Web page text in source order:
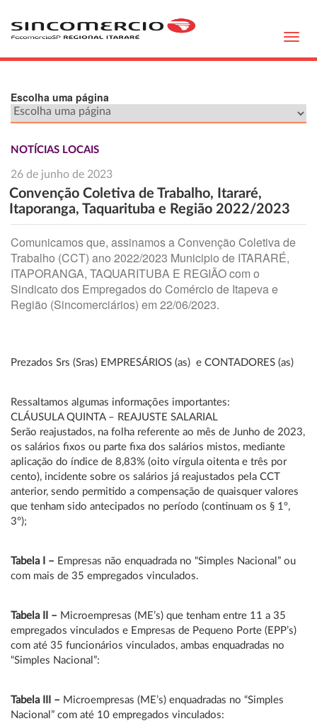
Escolha uma página
NOTÍCIAS LOCAIS
26 de junho de 2023
Convenção Coletiva de Trabalho, Itararé,
Itaporanga, Taquarituba e Região 2022/2023
Comunicamos que, assinamos a Convenção Coletiva de
Trabalho (CCT) ano 2022/2023 Municipio de ITARARÉ,
ITAPORANGA, TAQUARITUBA E REGIÃO com o
Sindicato dos Empregados do Comércio de Itapeva e
Região (Sincomerciários) em 22/06/2023.
Prezados Srs (Sras) EMPRESÁRIOS (as) e CONTADORES (as)
Ressaltamos algumas informações importantes:
CLÁUSULA QUINTA – REAJUSTE SALARIAL
Serão reajustados, na folha referente ao mês de Junho de 2023,
os salários fixos ou parte fixa dos salários mistos, mediante
aplicação do índice de 8,83% (oito vírgula oitenta e três por
cento), incidente sobre os salários já reajustados pela CCT
anterior, sendo permitido a compensação de quaisquer valores
que tenham sido antecipados no período (continuam os § 1º,
3º);
Tabela I – Empresas não enquadrada no “Simples Nacional” ou
com mais de 35 empregados vinculados.
Tabela II – Microempresas (ME’s) que tenham entre 11 a 35
empregados vinculados e Empresas de Pequeno Porte (EPP’s)
com até 35 funcionários vinculados, ambas enquadradas no
“Simples Nacional”:
Tabela III – Microempresas (ME’s) enquadradas no “Simples
Nacional” com até 10 empregados vinculados: